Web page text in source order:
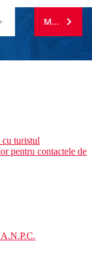
MA
turistul
pentru contactele de